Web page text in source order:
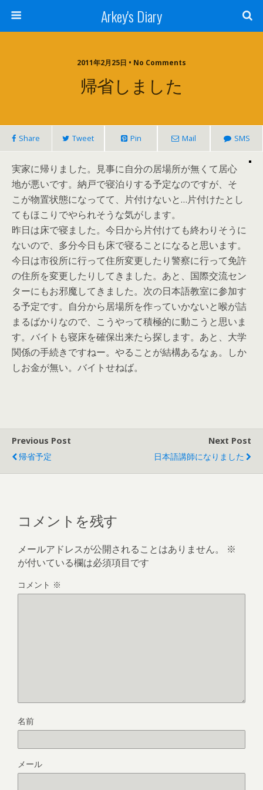
Arkey's Diary
2011年2月25日 • No Comments
帰省しました
Share Tweet Pin Mail SMS
実家に帰りました。見事に自分の居場所が無くて居心
地が悪いです。納戸で寝泊りする予定なのですが、そ
こが物置状態になってて、片付けないと…片付けたとし
てもほこりでやられそうな気がします。
昨日は床で寝ました。今日から片付けても終わりそうに
ないので、多分今日も床で寝ることになると思います。
今日は市役所に行って住所変更したり警察に行って免許
の住所を変更したりしてきました。あと、国際交流セン
ターにもお邪魔してきました。次の日本語教室に参加す
る予定です。自分から居場所を作っていかないと喉が詰
まるばかりなので、こうやって積極的に動こうと思いま
す。バイトも寝床を確保出来たら探します。あと、大学
関係の手続きですねー。やることが結構あるなぁ。しか
しお金が無い。バイトせねば。
Previous Post
帰省予定
Next Post
日本語講師になりました
コメントを残す
メールアドレスが公開されることはありません。
※
が付いている欄は必須項目です
コメント ※
名前
メール